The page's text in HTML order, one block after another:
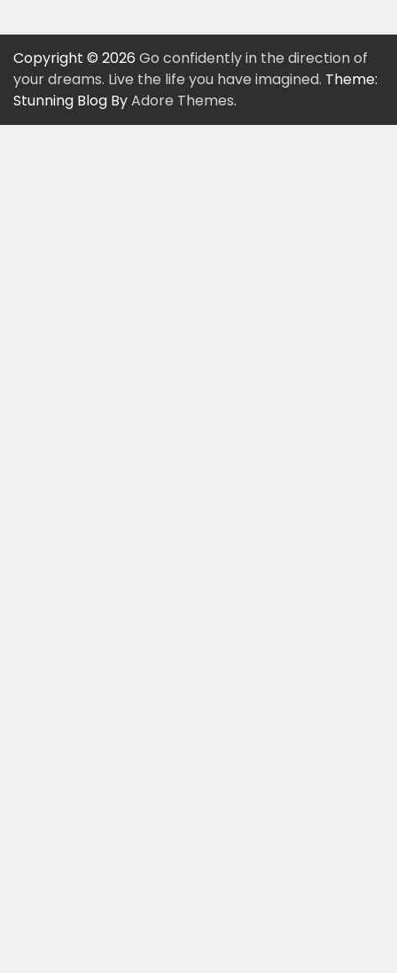
Copyright © 2026 Go confidently in the direction of
your dreams. Live the life you have imagined. Theme:
Stunning Blog ByAdore Themes.